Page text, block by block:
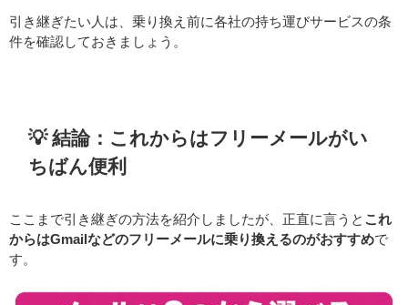
引き継ぎたい人は、乗り換え前に各社の持ち運びサービスの条
件を確認しておきましょう。
💡 結論：これからはフリーメールがい
ちばん便利
ここまで引き継ぎの方法を紹介しましたが、正直に言うと これ
からはGmailなどのフリーメールに乗り換えるのがおすすめで
す。